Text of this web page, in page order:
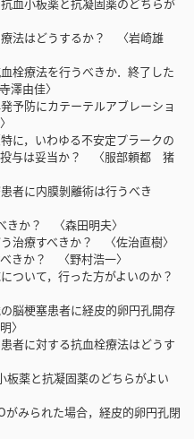
法はどうするか？ 〈岩崎雄
栓療法を行うべきか．終了した
澤由佳〉
予防にカテーテルアブレーショ
に，いわゆる不安定プラークの
投与は妥当か？ 〈服部頼都 猪
者に内膜剝離術は行うべき
きか？ 〈森田明夫〉
治療すべきか？ 〈佐治直樹〉
きか？ 〈野村浩一〉
ついて，行った方がよいのか？
脳梗塞患者に経皮的卵円孔開存
〉
者に対する抗血栓療法はどうす
薬と抗凝固薬のどちらがよい
みられた場合，経皮的卵円孔閉